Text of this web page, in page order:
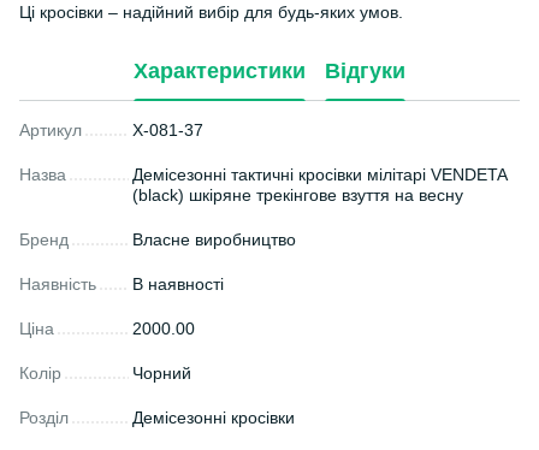
Ці кросівки – надійний вибір для будь-яких умов.
Характеристики Відгуки
Артикул X-081-37
Назва
Демісезонні тактичні кросівки мілітарі VENDETA
(black) шкіряне трекінгове взуття на весну
Бренд Власне виробництво
Наявність В наявності
Ціна 2000.00
Колір Чорний
Розділ Демісезонні кросівки